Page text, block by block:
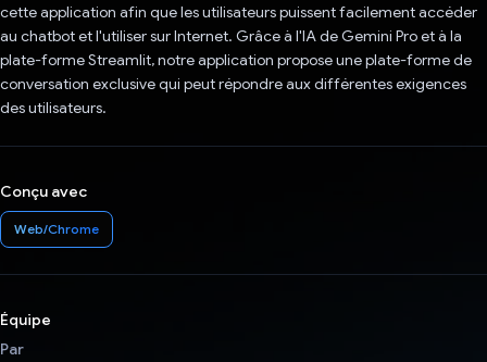
cette application afin que les utilisateurs puissent facilement accéder
au chatbot et l'utiliser sur Internet. Grâce à l'IA de Gemini Pro et à la
plate-forme Streamlit, notre application propose une plate-forme de
conversation exclusive qui peut répondre aux différentes exigences
des utilisateurs.
Conçu avec
Web/Chrome
Équipe
Par